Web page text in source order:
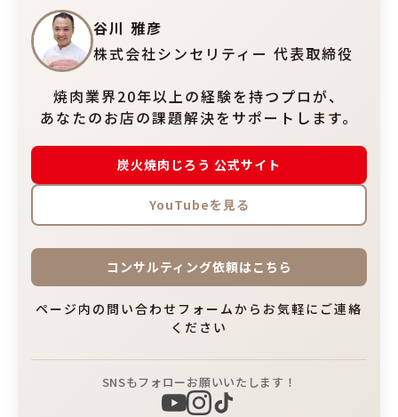
谷川 雅彦
株式会社シンセリティー 代表取締役
焼肉業界20年以上の経験を持つプロが、
あなたのお店の課題解決をサポートします。
炭火焼肉じろう 公式サイト
YouTubeを見る
コンサルティング依頼はこちら
ページ内の問い合わせフォームからお気軽にご連絡
ください
SNSもフォローお願いいたします！